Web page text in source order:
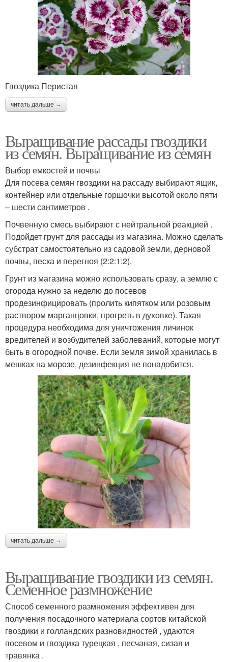
Гвоздика Перистая
читать дальше →
Выращивание рассады гвоздики
из семян. Выращивание из семян
Выбор емкостей и почвы
Для посева семян гвоздики на рассаду выбирают ящик,
контейнер или отдельные горшочки высотой около пяти
– шести сантиметров .
Почвенную смесь выбирают с нейтральной реакцией .
Подойдет грунт для рассады из магазина. Можно сделать
субстрат самостоятельно из садовой земли, дерновой
почвы, песка и перегноя (2:2:1:2).
Грунт из магазина можно использовать сразу, а землю с
огорода нужно за неделю до посевов
продезинфицировать (пролить кипятком или розовым
раствором марганцовки, прогреть в духовке). Такая
процедура необходима для уничтожения личинок
вредителей и возбудителей заболеваний, которые могут
быть в огородной почве. Если земля зимой хранилась в
мешках на морозе, дезинфекция не понадобится.
читать дальше →
Выращивание гвоздики из семян.
Семенное размножение
Способ семенного размножения эффективен для
получения посадочного материала сортов китайской
гвоздики и голландских разновидностей , удаются
посевом и гвоздика турецкая , песчаная, сизая и
травянка .